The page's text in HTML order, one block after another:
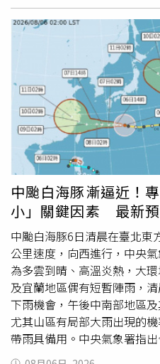
氣職人-吳聖宇）根據中央氣
午位於台灣東北東方約1120
17至20公里速度向西移動。
圈縮小至約300公里，但範
群島附近，週六、週日從台
沿海前進，其中本週末將是
示，目前預報路徑仍存在些
否會擦過本島北部或影響馬
為南修，不排除明天至週六
預測，則預計明天下半天先
徑變化，天氣風險公司資深
各國主觀路徑預報結果相當
方海域通過，再一路西進，
央氣象署目前官方路徑推估
部近岸，因此海警幾乎可望
圍環流影響，北部及中部山
（圖／中央氣象署）吳聖宇
完全排除，但多數數值模式
持續受到環境影響，強度有
一步縮小，因此目前來看，
也進一步分析最新FNV3系集
中颱白海豚漸逼近！
小」關鍵因素 最新
中颱白海豚6日清晨在臺北東
公里速度，向西進行，中央
為多雲到晴、高溫炎熱，大
及宜蘭地區偶有短暫陣雨，
下雨機會，午後中南部地區
尤其山區有局部大雨出現的
帶雨具備用。中央氣象署指
湖、金門為多雲到晴，僅桃